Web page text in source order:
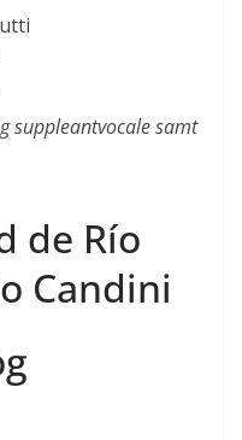
suppleant­vocale samt
de Río
Candini